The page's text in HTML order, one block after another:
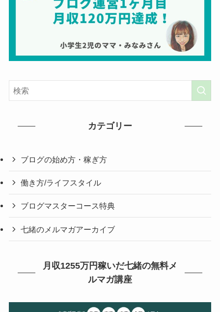
カテゴリー
ブログの始め方・稼ぎ方
働き方/ライフスタイル
ブログマスターコース特典
七緒のメルマガアーカイブ
月収1255万円稼いだ七緒の無料メ
ルマガ講座